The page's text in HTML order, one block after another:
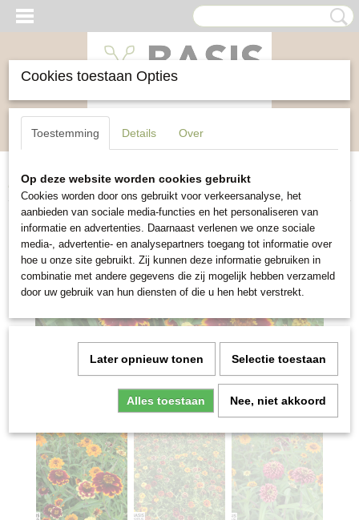
Inloggen Registreren
Home>Bloemen>Zinnia Persian Carpet
Cookies toestaan Opties
Toestemming Details Over
Op deze website worden cookies gebruikt
Cookies worden door ons gebruikt voor verkeersanalyse, het
aanbieden van sociale media-functies en het personaliseren van
informatie en advertenties. Daarnaast verlenen we onze sociale
media-, advertentie- en analysepartners toegang tot informatie over
hoe u onze site gebruikt. Zij kunnen deze informatie gebruiken in
combinatie met andere gegevens die zij mogelijk hebben verzameld
door uw gebruik van hun diensten of die u hen hebt verstrekt.
Later opnieuw tonen Selectie toestaan
Alles toestaan Nee, niet akkoord